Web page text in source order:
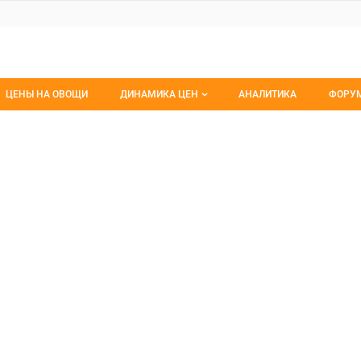
ЦЕНЫ НА ОВОЩИ ДИНАМИКА ЦЕН АНАЛИТИКА